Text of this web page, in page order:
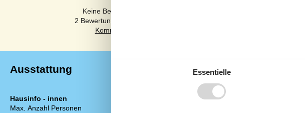
Keine Bewertungen haben Kommentare auf Deutsch
2 Bewertungen haben Kommentare in anderen Sprachen.
Ausstattung
Hausinfo - innen
Max. Anzahl Personen
Hausinfo - aussen
Essentielle